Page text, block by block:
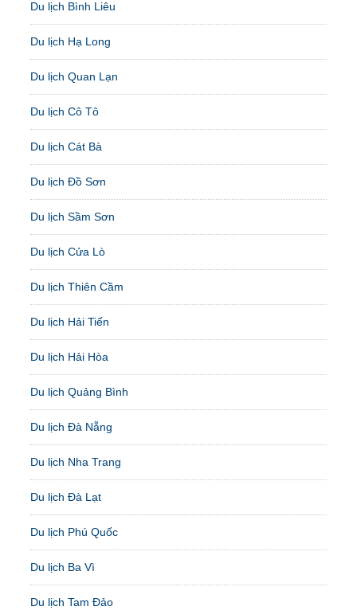
Du lịch Bình Liêu
Du lịch Hạ Long
Du lịch Quan Lạn
Du lịch Cô Tô
Du lịch Cát Bà
Du lịch Đồ Sơn
Du lịch Sầm Sơn
Du lịch Cửa Lò
Du lịch Thiên Cầm
Du lịch Hải Tiến
Du lịch Hải Hòa
Du lịch Quảng Bình
Du lịch Đà Nẵng
Du lịch Nha Trang
Du lịch Đà Lạt
Du lịch Phú Quốc
Du lịch Ba Vì
Du lịch Tam Đảo